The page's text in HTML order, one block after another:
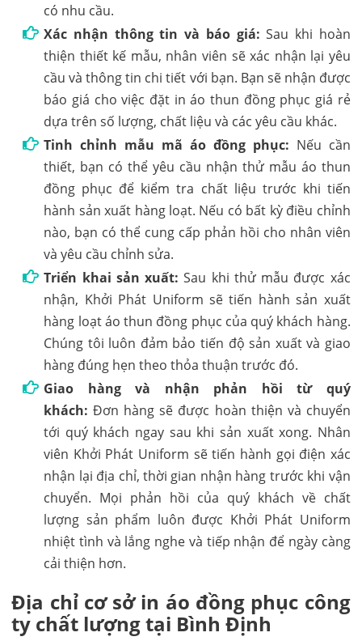
có nhu cầu.
Xác nhận thông tin và báo giá: Sau khi hoàn
thiện thiết kế mẫu, nhân viên sẽ xác nhận lại yêu
cầu và thông tin chi tiết với bạn. Bạn sẽ nhận được
báo giá cho việc đặt in áo thun đồng phục giá rẻ
dựa trên số lượng, chất liệu và các yêu cầu khác.
Tinh chỉnh mẫu mã áo đồng phục: Nếu cần
thiết, bạn có thể yêu cầu nhận thử mẫu áo thun
đồng phục để kiểm tra chất liệu trước khi tiến
hành sản xuất hàng loạt. Nếu có bất kỳ điều chỉnh
nào, bạn có thể cung cấp phản hồi cho nhân viên
và yêu cầu chỉnh sửa.
Triển khai sản xuất: Sau khi thử mẫu được xác
nhận, Khởi Phát Uniform sẽ tiến hành sản xuất
hàng loạt áo thun đồng phục của quý khách hàng.
Chúng tôi luôn đảm bảo tiến độ sản xuất và giao
hàng đúng hẹn theo thỏa thuận trước đó.
Giao hàng và nhận phản hồi từ quý
khách: Đơn hàng sẽ được hoàn thiện và chuyển
tới quý khách ngay sau khi sản xuất xong. Nhân
viên Khởi Phát Uniform sẽ tiến hành gọi điện xác
nhận lại địa chỉ, thời gian nhận hàng trước khi vận
chuyển. Mọi phản hồi của quý khách về chất
lượng sản phẩm luôn được Khởi Phát Uniform
nhiệt tình và lắng nghe và tiếp nhận để ngày càng
cải thiện hơn.
Địa chỉ cơ sở in áo đồng phục công
ty chất lượng tại Bình Định